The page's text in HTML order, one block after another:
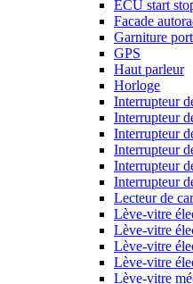
ECU start
Facade
Garniture
GPS
Haut parleur
Horloge
Interrupteur
Interrupteur
Interrupteur
Interrupteur
Interrupteur
Interrupteur
Lecteur de
Lève-vitre
Lève-vitre
Lève-vitre
Lève-vitre
Lève-vitre